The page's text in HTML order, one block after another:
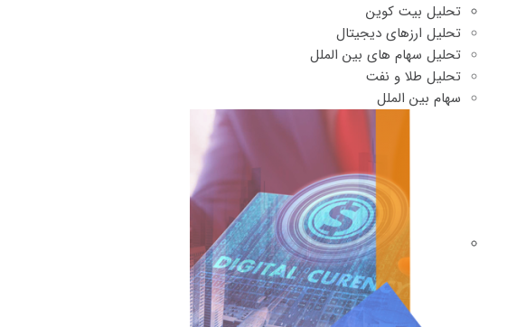
تحلیل بیت کوین
تحلیل ارزهای دیجیتال
تحلیل سهام های بین الملل
تحلیل طلا و نفت
سهام بین الملل